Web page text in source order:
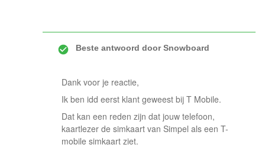
Beste antwoord doorSnowboard
Dank voor je reactie,
Ik ben idd eerst klant geweest bij T Mobile.
Dat kan een reden zijn dat jouw telefoon,
kaartlezer de simkaart van Simpel als een T-
mobile simkaart ziet.